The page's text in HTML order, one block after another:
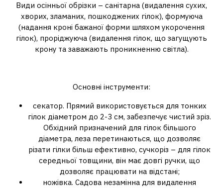
Види осінньої обрізки – санітарна (видалення сухих,
хворих, зламаних, пошкоджених гілок), формуюча
(надання кроні бажаної форми шляхом укорочення
гілок), проріджуюча (видалення гілок, що загущують
крону та заважають проникненню світла).
Основні інструменти:
секатор. Прямий використовується для тонких
гілок діаметром до 2-3 см, забезпечує чистий зріз.
Обхідний призначений для гілок більшого
діаметра, леза перетинаються, що дозволяє
різати гілки більш ефективно, сучкоріз – для гілок
середньої товщини, він має довгі ручки, що
дозволяє працювати на відстані;
ножівка. Садова незамінна для видалення